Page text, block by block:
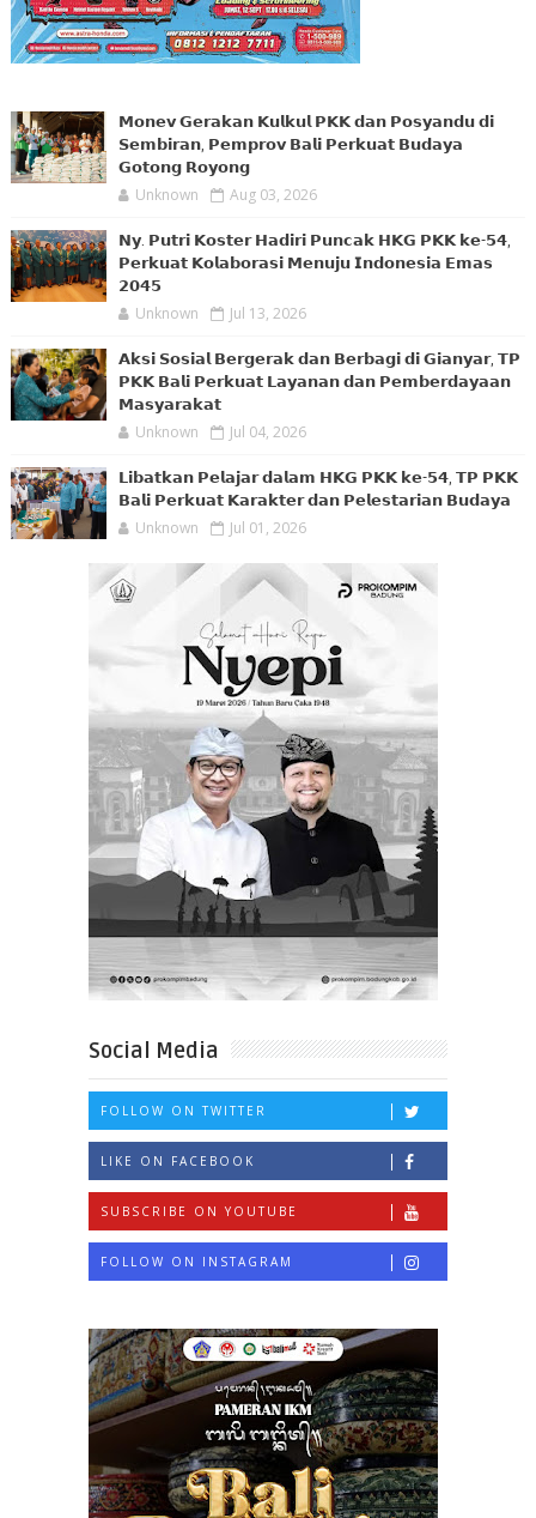
𝗠𝗼𝗻𝗲𝘃 𝗚𝗲𝗿𝗮𝗸𝗮𝗻 𝗞𝘂𝗹𝗸𝘂𝗹 𝗣𝗞𝗞 𝗱𝗮𝗻 𝗣𝗼𝘀𝘆𝗮𝗻𝗱𝘂 𝗱𝗶
𝗦𝗲𝗺𝗯𝗶𝗿𝗮𝗻, 𝗣𝗲𝗺𝗽𝗿𝗼𝘃 𝗕𝗮𝗹𝗶 𝗣𝗲𝗿𝗸𝘂𝗮𝘁 𝗕𝘂𝗱𝗮𝘆𝗮
𝗚𝗼𝘁𝗼𝗻𝗴 𝗥𝗼𝘆𝗼𝗻𝗴
Unknown Aug 03, 2026
𝗡𝘆. 𝗣𝘂𝘁𝗿𝗶 𝗞𝗼𝘀𝘁𝗲𝗿 𝗛𝗮𝗱𝗶𝗿𝗶 𝗣𝘂𝗻𝗰𝗮𝗸 𝗛𝗞𝗚 𝗣𝗞𝗞 𝗸𝗲-𝟱𝟰,
𝗣𝗲𝗿𝗸𝘂𝗮𝘁 𝗞𝗼𝗹𝗮𝗯𝗼𝗿𝗮𝘀𝗶 𝗠𝗲𝗻𝘂𝗷𝘂 𝗜𝗻𝗱𝗼𝗻𝗲𝘀𝗶𝗮 𝗘𝗺𝗮𝘀
𝟮𝟬𝟰𝟱
Unknown Jul 13, 2026
𝗔𝗸𝘀𝗶 𝗦𝗼𝘀𝗶𝗮𝗹 𝗕𝗲𝗿𝗴𝗲𝗿𝗮𝗸 𝗱𝗮𝗻 𝗕𝗲𝗿𝗯𝗮𝗴𝗶 𝗱𝗶 𝗚𝗶𝗮𝗻𝘆𝗮𝗿, 𝗧𝗣
𝗣𝗞𝗞 𝗕𝗮𝗹𝗶 𝗣𝗲𝗿𝗸𝘂𝗮𝘁 𝗟𝗮𝘆𝗮𝗻𝗮𝗻 𝗱𝗮𝗻 𝗣𝗲𝗺𝗯𝗲𝗿𝗱𝗮𝘆𝗮𝗮𝗻
𝗠𝗮𝘀𝘆𝗮𝗿𝗮𝗸𝗮𝘁
Unknown Jul 04, 2026
𝗟𝗶𝗯𝗮𝘁𝗸𝗮𝗻 𝗣𝗲𝗹𝗮𝗷𝗮𝗿 𝗱𝗮𝗹𝗮𝗺 𝗛𝗞𝗚 𝗣𝗞𝗞 𝗸𝗲-𝟱𝟰, 𝗧𝗣 𝗣𝗞𝗞
𝗕𝗮𝗹𝗶 𝗣𝗲𝗿𝗸𝘂𝗮𝘁 𝗞𝗮𝗿𝗮𝗸𝘁𝗲𝗿 𝗱𝗮𝗻 𝗣𝗲𝗹𝗲𝘀𝘁𝗮𝗿𝗶𝗮𝗻 𝗕𝘂𝗱𝗮𝘆𝗮
Unknown Jul 01, 2026
Social Media
FOLLOW ON TWITTER
LIKE ON FACEBOOK
SUBSCRIBE ON YOUTUBE
FOLLOW ON INSTAGRAM